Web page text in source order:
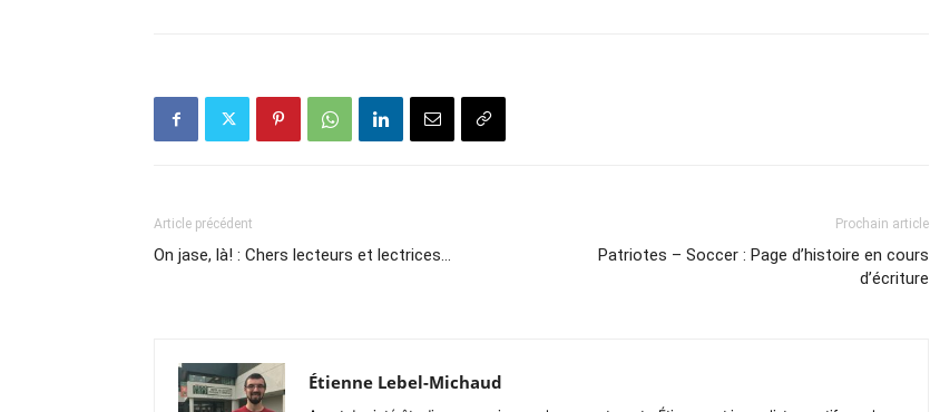
Article précédent
On jase, là! : Chers lecteurs et lectrices…
Prochain article
Patriotes – Soccer : Page d’histoire en cours
d’écriture
Étienne Lebel-Michaud